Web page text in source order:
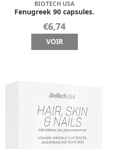
BIOTECH USA
Fenugreek 90 capsules.
€6,74
VOIR